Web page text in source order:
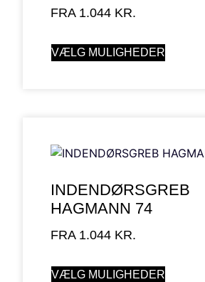
FRA 1.044 KR.
VÆLG MULIGHEDER
INDENDØRSGREB
HAGMANN 74
FRA 1.044 KR.
VÆLG MULIGHEDER